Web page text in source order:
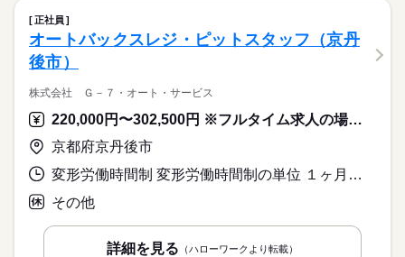
正社員
オートバックスレジ・ピットスタッフ（京丹
後市）
株式会社 Ｇ－７・オート・サービス
220,000円〜302,500円 ※フルタイム求人の場合は月額（換算額）、パート求人の場合は時間額を表示しています。
京都府京丹後市
変形労働時間制 変形労働時間制の単位 １ヶ月単位 就業時間１ 9時30分〜18時30分 就業時間２ 10時15分〜19時15分 就業時間に関する特記事項 シフト制
その他
詳細を見る （ハローワークより転載）